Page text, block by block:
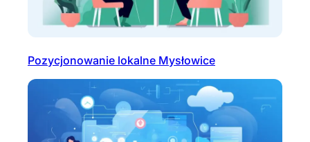
Pozycjonowanie lokalne Mysłowice